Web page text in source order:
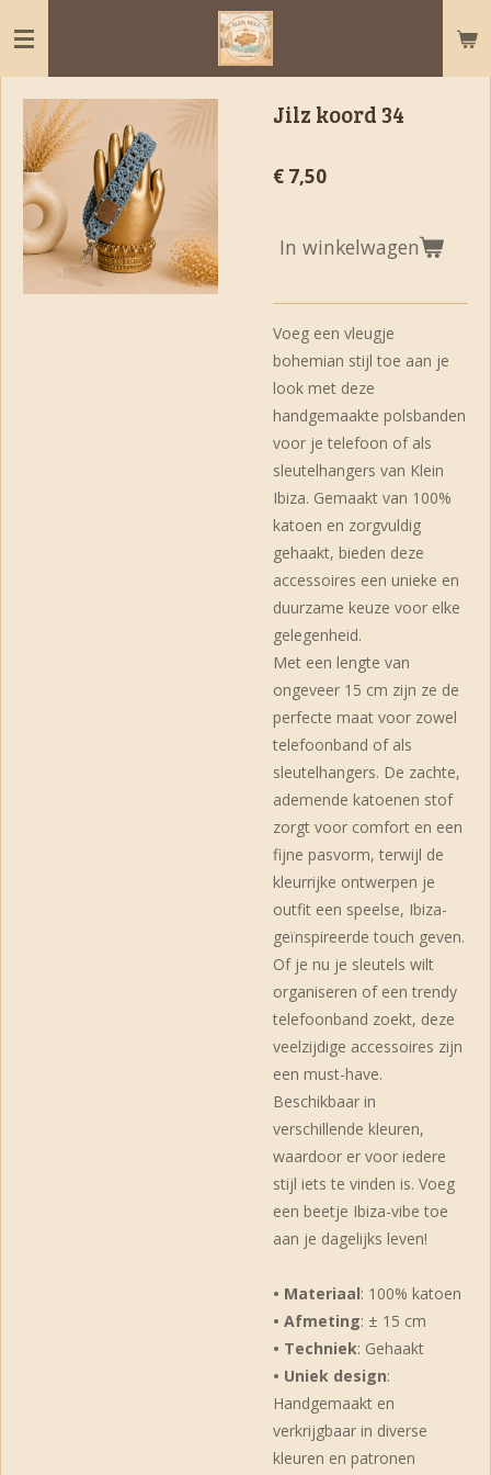
direct
naar
hoofdinhoud
Jilz koord 34
€ 7,50
In winkelwagen
Voeg een vleugje
bohemian stijl toe aan je
look met deze
handgemaakte polsbanden
voor je telefoon of als
sleutelhangers van Klein
Ibiza. Gemaakt van 100%
katoen en zorgvuldig
gehaakt, bieden deze
accessoires een unieke en
duurzame keuze voor elke
gelegenheid.
Met een lengte van
ongeveer 15 cm zijn ze de
perfecte maat voor zowel
telefoonband of als
sleutelhangers. De zachte,
ademende katoenen stof
zorgt voor comfort en een
fijne pasvorm, terwijl de
kleurrijke ontwerpen je
outfit een speelse, Ibiza-
geïnspireerde touch geven.
Of je nu je sleutels wilt
organiseren of een trendy
telefoonband zoekt, deze
veelzijdige accessoires zijn
een must-have.
Beschikbaar in
verschillende kleuren,
waardoor er voor iedere
stijl iets te vinden is. Voeg
een beetje Ibiza-vibe toe
aan je dagelijks leven!
• Materiaal: 100% katoen
• Afmeting: ± 15 cm
• Techniek: Gehaakt
• Uniek design:
Handgemaakt en
verkrijgbaar in diverse
kleuren en patronen